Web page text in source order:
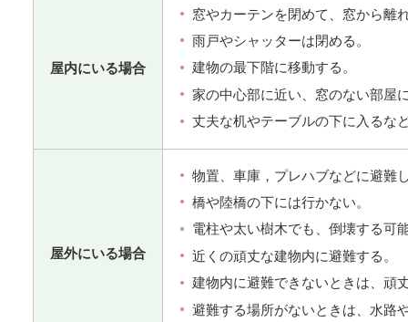
屋内にいる場合
窓やカーテンを閉めて、窓から離
雨戸やシャッターは閉める。
建物の最下階に移動する。
家の中心部に近い、窓のない部屋
丈夫な机やテーブルの下に入るな
屋外にいる場合
物置、車庫，プレハブなどに避難
橋や陸橋の下には行かない。
電柱や太い樹木でも、倒壊する可
近くの頑丈な建物内に避難する。
建物内に避難できないときは、頑
避難する場所がないときは、水路